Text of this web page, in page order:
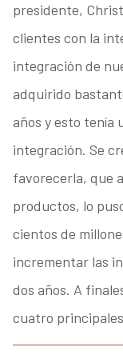
presidente,
clientes con la
integración de
adquirido
años y esto tenía
integración. Se
favorecerla, que
productos, lo
cientos de
incrementar las
dos años. A
cuatro